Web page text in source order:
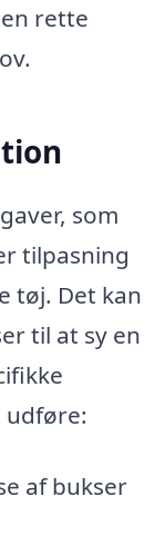
rette
som
tilpasning
tøj. Det kan
til at sy en
udføre:
af bukser